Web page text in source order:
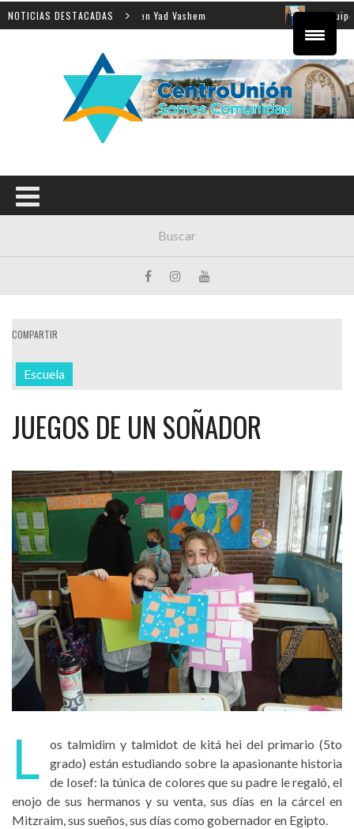
NOTICIAS DESTACADAS
de la Shoá en Yad Vashem El equipo
COMPARTIR
Escuela
JUEGOS DE UN SOÑADOR
L
os talmidim y talmidot de kitá hei del primario (5to
grado) están estudiando sobre la apasionante historia
de Iosef: la túnica de colores que su padre le regaló, el
enojo de sus hermanos y su venta, sus días en la cárcel en
Mitzraim, sus sueños, sus días como gobernador en Egipto.